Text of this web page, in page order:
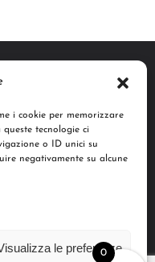
i cookie per memorizzare
tecnologie ci
o ID unici su
negativamente su alcune
le preferenze
0